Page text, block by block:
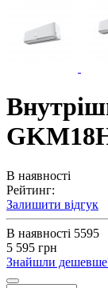
В наявності
Рейтинг:
Залишити відгук
В наявності 5595
5 595 грн
Знайшли